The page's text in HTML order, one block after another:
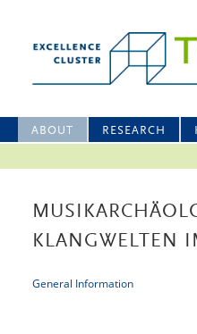
ABOUT RESEARCH
KLANGWELTEN
General Information